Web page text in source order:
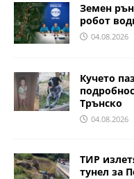
Земен рън
робот
04.08.2026
Кучето
Трънско
04.08.2026
ТИР
тунел за